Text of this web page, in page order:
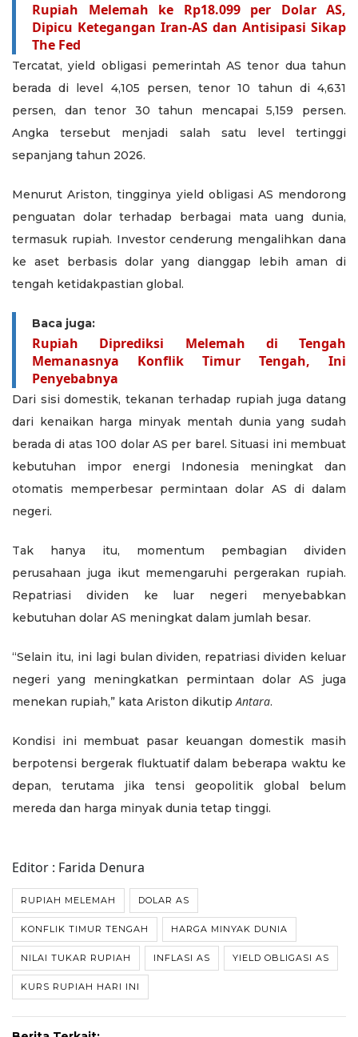
Rupiah Melemah ke Rp18.099 per Dolar AS,
Dipicu Ketegangan Iran-AS dan Antisipasi Sikap
The Fed
Tercatat, yield obligasi pemerintah AS tenor dua tahun
berada di level 4,105 persen, tenor 10 tahun di 4,631
persen, dan tenor 30 tahun mencapai 5,159 persen.
Angka tersebut menjadi salah satu level tertinggi
sepanjang tahun 2026.
Menurut Ariston, tingginya yield obligasi AS mendorong
penguatan dolar terhadap berbagai mata uang dunia,
termasuk rupiah. Investor cenderung mengalihkan dana
ke aset berbasis dolar yang dianggap lebih aman di
tengah ketidakpastian global.
Baca juga:
Rupiah Diprediksi Melemah di Tengah
Memanasnya Konflik Timur Tengah, Ini
Penyebabnya
Dari sisi domestik, tekanan terhadap rupiah juga datang
dari kenaikan harga minyak mentah dunia yang sudah
berada di atas 100 dolar AS per barel. Situasi ini membuat
kebutuhan impor energi Indonesia meningkat dan
otomatis memperbesar permintaan dolar AS di dalam
negeri.
Tak hanya itu, momentum pembagian dividen
perusahaan juga ikut memengaruhi pergerakan rupiah.
Repatriasi dividen ke luar negeri menyebabkan
kebutuhan dolar AS meningkat dalam jumlah besar.
“Selain itu, ini lagi bulan dividen, repatriasi dividen keluar
negeri yang meningkatkan permintaan dolar AS juga
menekan rupiah,” kata Ariston dikutip Antara.
Kondisi ini membuat pasar keuangan domestik masih
berpotensi bergerak fluktuatif dalam beberapa waktu ke
depan, terutama jika tensi geopolitik global belum
mereda dan harga minyak dunia tetap tinggi.
Editor : Farida Denura
RUPIAH MELEMAH DOLAR AS
KONFLIK TIMUR TENGAH HARGA MINYAK DUNIA
NILAI TUKAR RUPIAH INFLASI AS YIELD OBLIGASI AS
KURS RUPIAH HARI INI